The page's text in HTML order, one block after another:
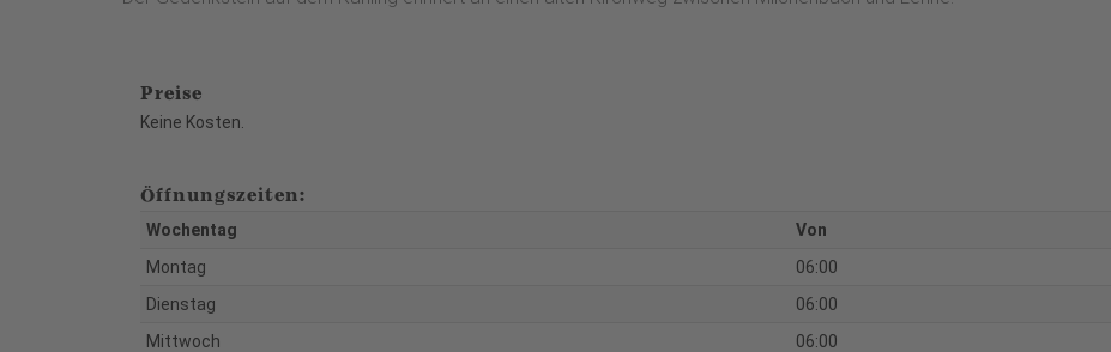
Preise
Keine Kosten.
Öffnungszeiten:
Wochentag Von
Montag
06:00
Dienstag
06:00
Mittwoch
06:00